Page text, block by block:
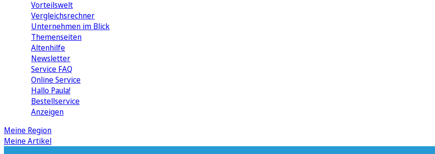
Vorteilswelt
Vergleichsrechner
Unternehmen im Blick
Themenseiten
Altenhilfe
Newsletter
Service FAQ
Online Service
Hallo Paula!
Bestellservice
Anzeigen
Meine Region
Meine Artikel